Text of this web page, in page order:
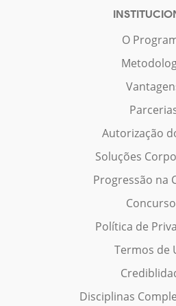
O
Autorização
Soluções
Progressão na
Política de
Termos de
Disciplinas